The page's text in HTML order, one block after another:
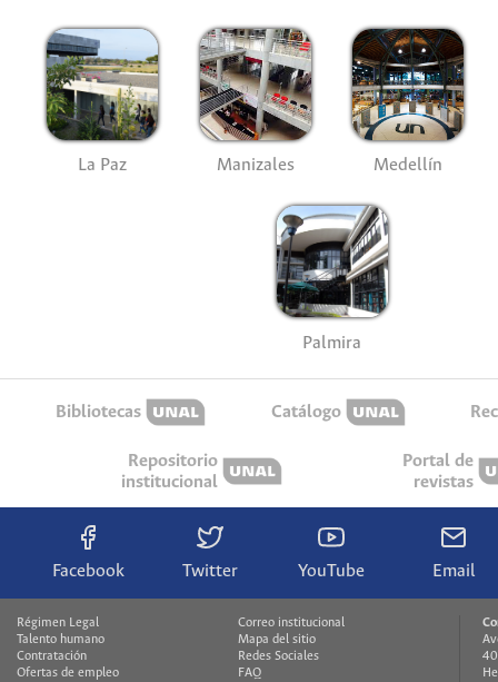
La Paz Manizales Medellín
Palmira
Bibliotecas Catálogo
Repositorio
institucional
Portal de
revistas
Facebook Twitter YouTube Email
Régimen Legal
Talento humano
Contratación
Ofertas de empleo
Correo institucional
Mapa del sitio
Redes Sociales
FAQ